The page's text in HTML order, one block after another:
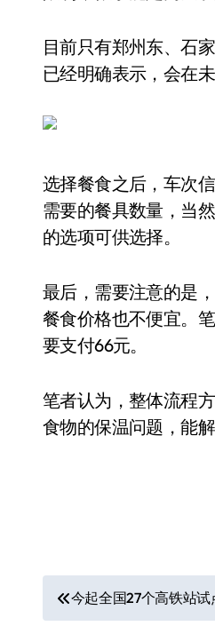
目前只有郑州东、石
已经明确表示，会在
选择餐食之后，车次
需要的餐具数量，当
的选项可供选择。
最后，需要注意的是
餐食价格也不便宜。
要支付66元。
笔者认为，整体流程
食物的保温问题，能
文今起全国27个高铁站